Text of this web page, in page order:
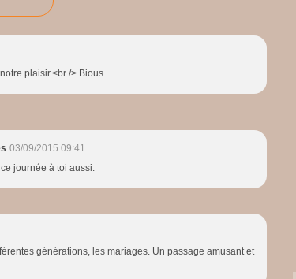
plaisir.<br /> Bious
03/09/2015 09:41
journée à toi aussi.
générations, les mariages. Un passage amusant et